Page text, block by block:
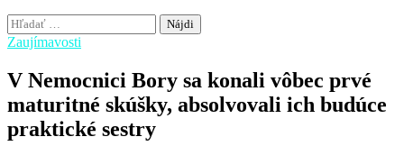
Hľadať:
Zaujímavosti
V Nemocnici Bory sa konali vôbec prvé
maturitné skúšky, absolvovali ich budúce
praktické sestry